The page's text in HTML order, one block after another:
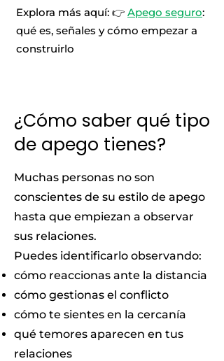
Explora más aquí: 👉 Apego seguro:
qué es, señales y cómo empezar a
construirlo
¿Cómo saber qué tipo
de apego tienes?
Muchas personas no son
conscientes de su estilo de apego
hasta que empiezan a observar
sus relaciones.
Puedes identificarlo observando:
cómo reaccionas ante la distancia
cómo gestionas el conflicto
cómo te sientes en la cercanía
qué temores aparecen en tus
relaciones